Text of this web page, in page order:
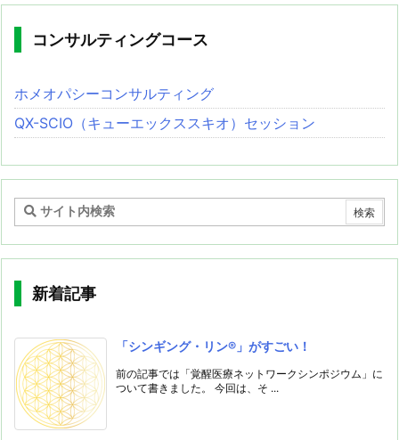
コンサルティングコース
ホメオパシーコンサルティング
QX-SCIO（キューエックススキオ）セッション
新着記事
「シンギング・リン®️」がすごい！
前の記事では「覚醒医療ネットワークシンポジウム」に
ついて書きました。 今回は、そ ...